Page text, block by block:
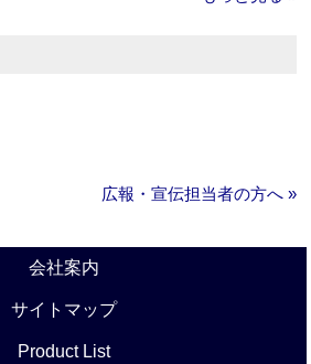
広報・宣伝担当者の方へ »
会社案内
サイトマップ
Product List